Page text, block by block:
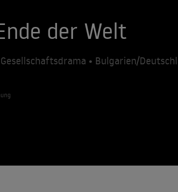
der Welt
Gesellschaftsdrama • Bulgarien/